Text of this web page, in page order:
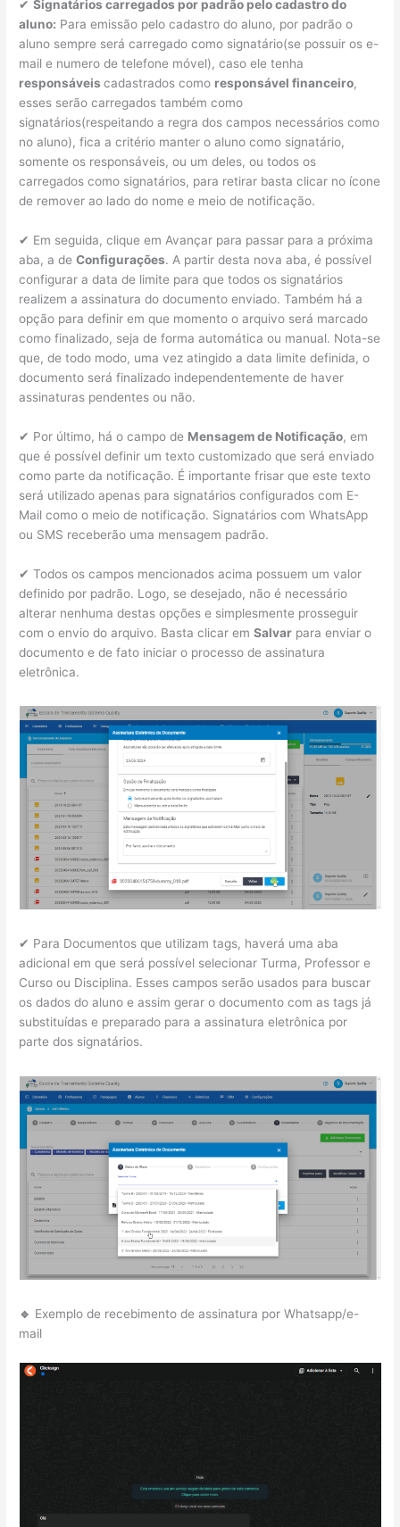
✔Signatários carregados por padrão pelo cadastro do
aluno: Para emissão pelo cadastro do aluno, por padrão o
aluno sempre será carregado como signatário(se possuir os e-
mail e numero de telefone móvel), caso ele tenha
responsáveiscadastrados como responsável financeiro,
esses serão carregados também como
signatários(respeitando a regra dos campos necessários como
no aluno), fica a critério manter o aluno como signatário,
somente os responsáveis, ou um deles, ou todos os
carregados como signatários, para retirar basta clicar no ícone
de remover ao lado do nome e meio de notificação.
✔ Em seguida, clique em Avançar para passar para a próxima
aba, a deConfigurações. A partir desta nova aba, é possível
configurar a data de limite para que todos os signatários
realizem a assinatura do documento enviado. Também há a
opção para definir em que momento o arquivo será marcado
como finalizado, seja de forma automática ou manual. Nota-se
que, de todo modo, uma vez atingido a data limite definida, o
documento será finalizado independentemente de haver
assinaturas pendentes ou não.
✔ Por último, há o campo de Mensagem de Notificação, em
que é possível definir um texto customizado que será enviado
como parte da notificação. É importante frisar que este texto
será utilizado apenas para signatários configurados com E-
Mail como o meio de notificação. Signatários com WhatsApp
ou SMS receberão uma mensagem padrão.
✔ Todos os campos mencionados acima possuem um valor
definido por padrão. Logo, se desejado, não é necessário
alterar nenhuma destas opções e simplesmente prosseguir
com o envio do arquivo. Basta clicar emSalvar para enviar o
documento e de fato iniciar o processo de assinatura
eletrônica.
✔ Para Documentos que utilizam tags, haverá uma aba
adicional em que será possível selecionar Turma, Professor e
Curso ou Disciplina. Esses campos serão usados para buscar
os dados do aluno e assim gerar o documento com as tags já
substituídas e preparado para a assinatura eletrônica por
parte dos signatários.
🔹 Exemplo de recebimento de assinatura por Whatsapp/e-
mail